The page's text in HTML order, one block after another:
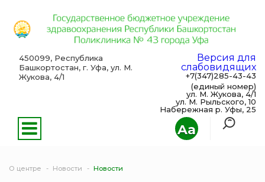
Aa
450099, Республика
Башкортостан, г. Уфа, ул. М.
Жукова, 4/1
Версия для
слабовидящих
+7(347)285-43-43
(единый номер)
ул. М. Жукова, 4/1
ул. М. Рыльского, 10
Набережная р. Уфы, 25
О центре Новости Новости